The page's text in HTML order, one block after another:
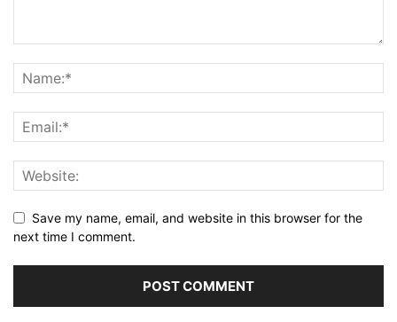
Save my name, email, and website in this browser for the
next time I comment.